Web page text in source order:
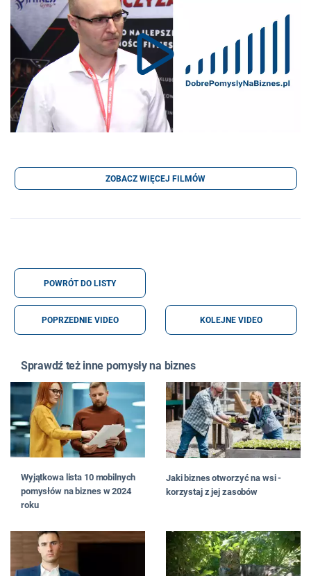
ZOBACZ WIĘCEJ FILMÓW
POWRÓT DO LISTY
POPRZEDNIE VIDEO KOLEJNE VIDEO
Sprawdź też inne pomysły na biznes
Wyjątkowa lista 10 mobilnych
pomysłów na biznes w 2024
roku
Jaki biznes otworzyć na wsi -
korzystaj z jej zasobów